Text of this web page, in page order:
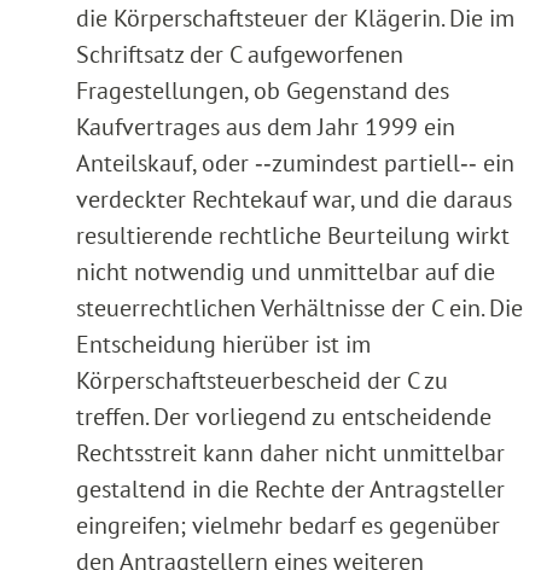
die Körperschaftsteuer der Klägerin. Die im
Schriftsatz der C aufgeworfenen
Fragestellungen, ob Gegenstand des
Kaufvertrages aus dem Jahr 1999 ein
Anteilskauf, oder ‑‑zumindest partiell‑‑ ein
verdeckter Rechtekauf war, und die daraus
resultierende rechtliche Beurteilung wirkt
nicht notwendig und unmittelbar auf die
steuerrechtlichen Verhältnisse der C ein. Die
Entscheidung hierüber ist im
Körperschaftsteuerbescheid der C zu
treffen. Der vorliegend zu entscheidende
Rechtsstreit kann daher nicht unmittelbar
gestaltend in die Rechte der Antragsteller
eingreifen; vielmehr bedarf es gegenüber
den Antragstellern eines weiteren